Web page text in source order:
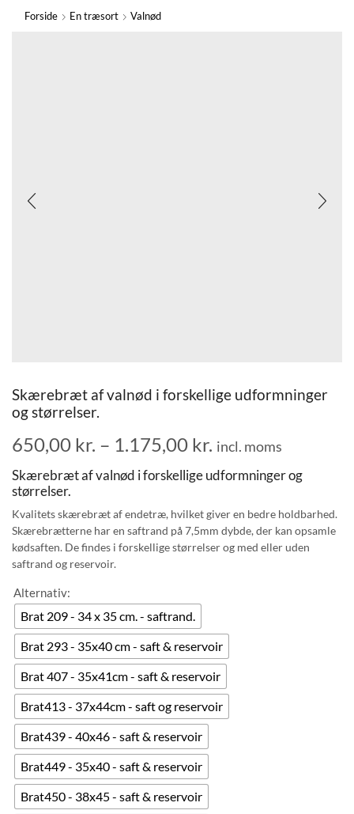
Forside En træsort Valnød
Skærebræt af valnød i forskellige udformninger
og størrelser.
650,00 kr. – 1.175,00 kr. incl. moms
Skærebræt af valnød i forskellige udformninger og
størrelser.
Kvalitets skærebræt af endetræ, hvilket giver en bedre holdbarhed.
Skærebrætterne har en saftrand på 7,5mm dybde, der kan opsamle
kødsaften. De findes i forskellige størrelser og med eller uden
saftrand og reservoir.
Alternativ:
Brat 209 - 34 x 35 cm. - saftrand.
Brat 293 - 35x40 cm - saft & reservoir
Brat 407 - 35x41cm - saft & reservoir
Brat413 - 37x44cm - saft og reservoir
Brat439 - 40x46 - saft & reservoir
Brat449 - 35x40 - saft & reservoir
Brat450 - 38x45 - saft & reservoir